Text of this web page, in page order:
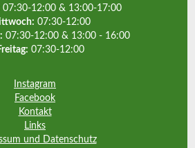
07:30-12:00 & 13:00-17:00
07:30-12:00
07:30-12:00 & 13:00 - 16:00
07:30-12:00
Instagram
Facebook
Kontakt
Links
und Datenschutz